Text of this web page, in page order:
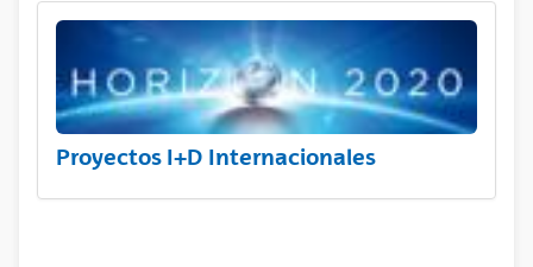
Proyectos I+D Internacionales